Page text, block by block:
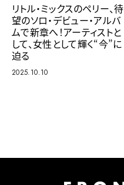
リトル・ミックスのペリー、待
望のソロ・デビュー・アルバ
ムで新章へ！アーティストと
して、女性として輝く“今”に
迫る
2025.10.10